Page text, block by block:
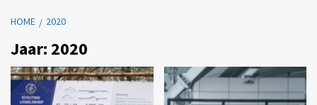
HOME 2020
Jaar: 2020